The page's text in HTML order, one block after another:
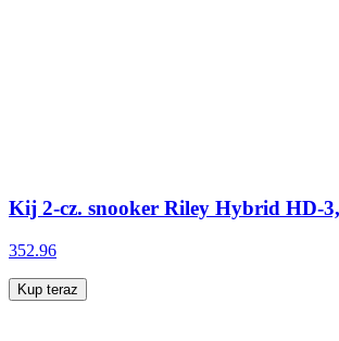
Kij 2-cz. snooker Riley Hybrid HD-
352.96
Kup teraz